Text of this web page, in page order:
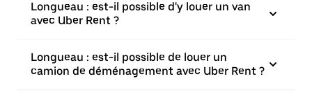
Longueau : est-il possible d'y louer un van
avec Uber Rent ?
Longueau : est-il possible de louer un
camion de déménagement avec Uber Rent ?